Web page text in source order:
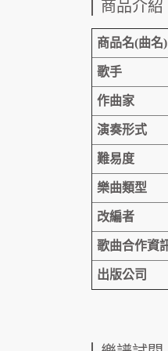
商品介紹
商品名(曲名)
歌手
作曲家
演奏形式
難易度
樂曲類型
改編者
歌曲合作資
出版公司